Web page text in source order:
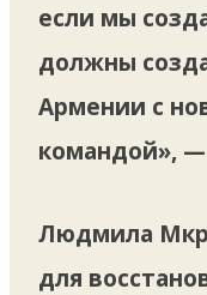
если мы
должны
Армении с
командой», —
Людмила
для